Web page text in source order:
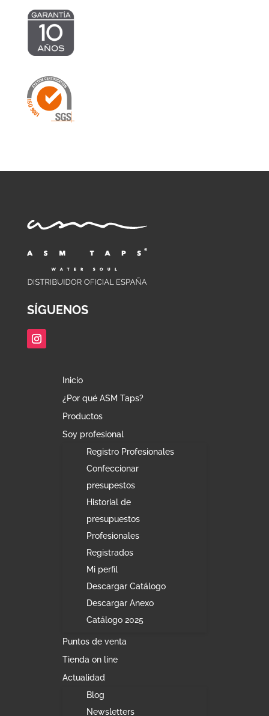
SÍGUENOS
Inicio
¿Por qué ASM Taps?
Productos
Soy profesional
Registro Profesionales
Confeccionar
presupestos
Historial de
presupuestos
Profesionales
Registrados
Mi perfil
Descargar Catálogo
Descargar Anexo
Catálogo 2025
Puntos de venta
Tienda on line
Actualidad
Blog
Newsletters